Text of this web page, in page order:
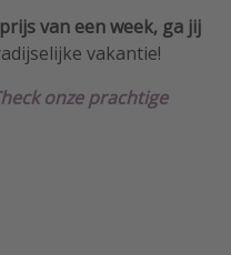
van een week, ga jij
vakantie!
onze prachtige